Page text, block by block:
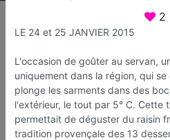
La
Nice
Favori
2
LE 24 et 25 JANVIER 2015
L'occasion de goûter au servan,
uniquement dans la région, qui
plonge les sarments dans des
l'extérieur, le tout par 5° C. Cette
permettait de déguster du raisin
tradition provençale des 13